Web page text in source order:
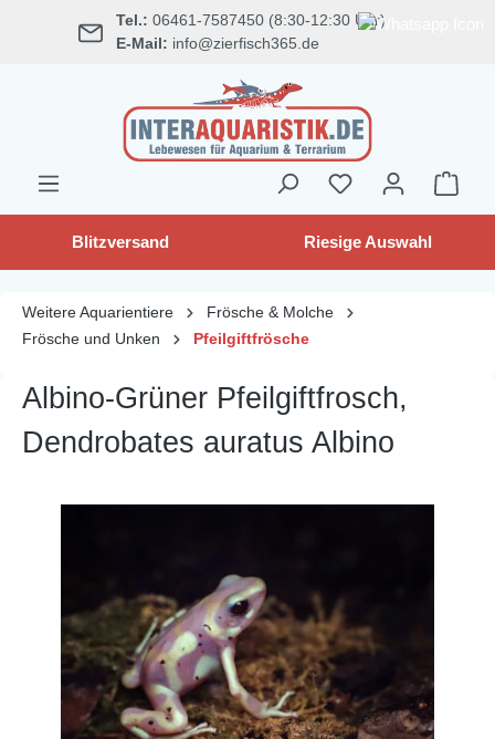
springen Tel.: 06461-7587450 (8:30-12:30 Uhr)
E-Mail: info@zierfisch365.de
Blitzversand Riesige Auswahl
Weitere Aquarientiere
Frösche & Molche
Frösche und Unken
Pfeilgiftfrösche
Albino-Grüner Pfeilgiftfrosch,
Dendrobates auratus Albino